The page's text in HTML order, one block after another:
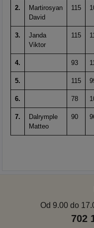
2.
Martirosyan
David
115
3.
Janda
Viktor
115
4. 93
5. 115
6. 78
7.
Dalrymple
Matteo
90
Od 9.00 do
702